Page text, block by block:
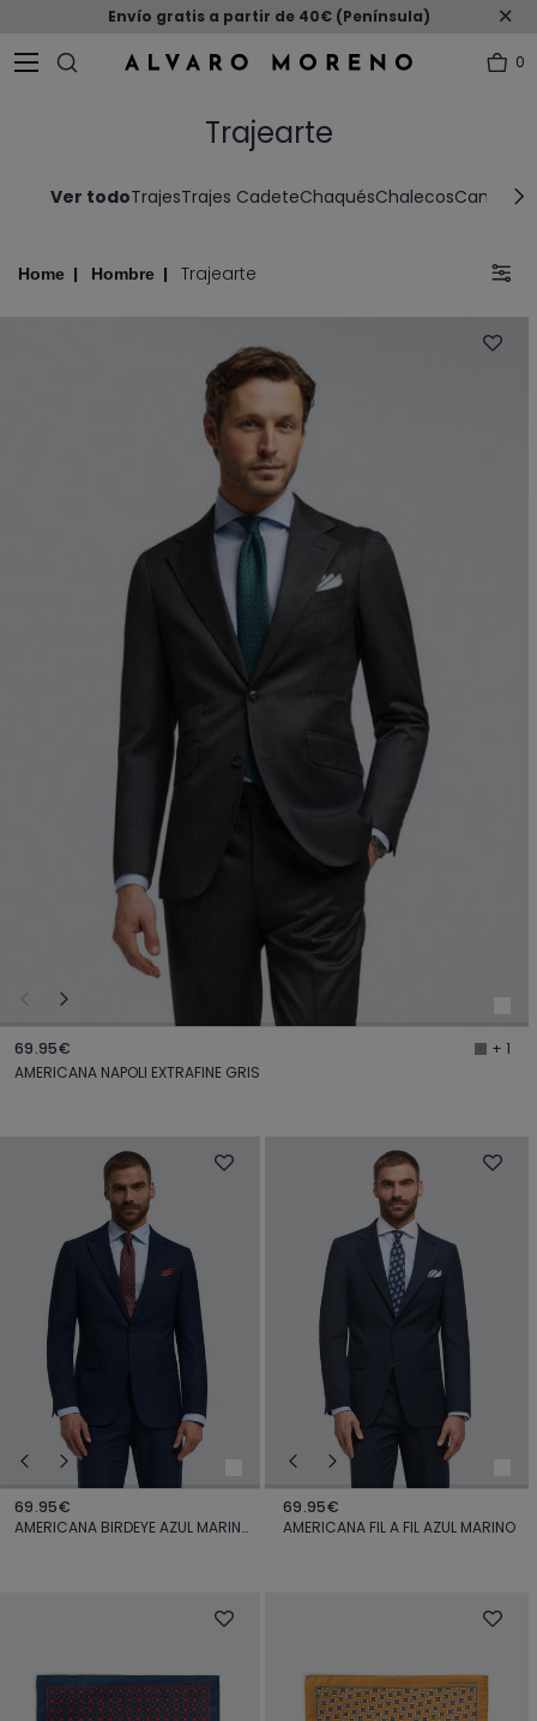
Envío gratis a partir de 40€ (Península)
0
Trajearte
Ver todoTrajesTrajes CadeteChaquésChalecosCamisas
Trajearte
Hombre
Home
69.95€
+ 1
AMERICANA NAPOLI EXTRAFINE GRIS
69.95€
AMERICANA BIRDEYE AZUL MARINO
69.95€
AMERICANA FIL A FIL AZUL MARINO